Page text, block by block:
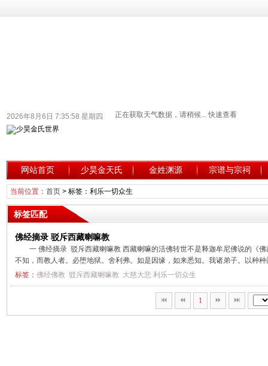
2026年8月6日 7:35:58 星期四
网站首页 少昊金天氏 金姓渊源 宗谱与宗祠
当前位置： 首页> 标签：利乐一切众生
标签匹配
佛经摘录 驳斥西藏喇嘛教
一 佛经摘录 驳斥西藏喇嘛教 西藏喇嘛的活佛转世不是释迦牟尼佛说的《
不知，而教人者。必堕地狱。舍利弗。如是因缘，如来悉知。我诸弟子。以种
标签： 佛经佛教 驳斥西藏喇嘛教 大慈大悲 利乐一切众生
1